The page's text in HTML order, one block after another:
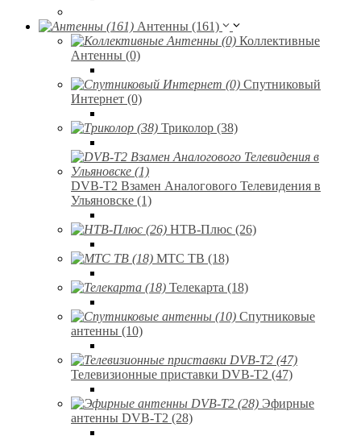
Антенны (161)
Коллективные
Антенны (0)
Спутниковый
Интернет (0)
Триколор (38)
DVB-T2 Взамен Аналогового Телевидения в
Ульяновске (1)
НТВ-Плюс (26)
МТС ТВ (18)
Телекарта (18)
Спутниковые
антенны (10)
Телевизионные приставки DVB-T2 (47)
Эфирные
антенны DVB-T2 (28)